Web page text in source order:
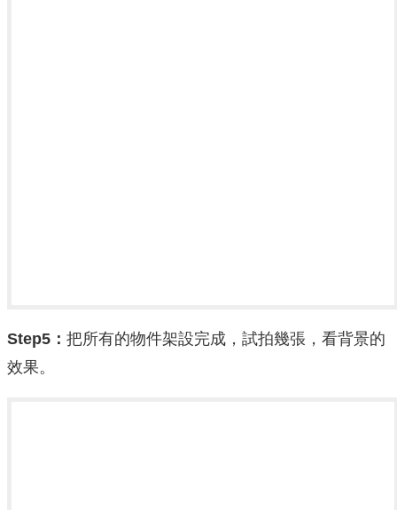
Step5： 把所有的物件架設完成，試拍幾張，看背景的
效果。